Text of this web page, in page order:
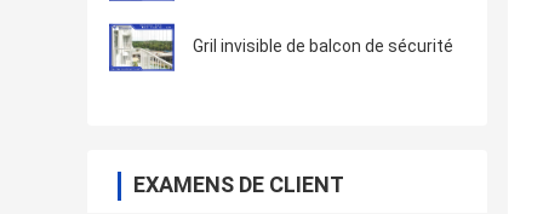
Gril invisible de balcon de sécurité
EXAMENS DE CLIENT